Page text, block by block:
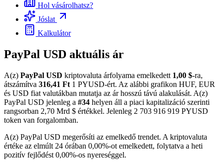
Hol vásárolhatsz?
Jóslat
Kalkulátor
PayPal USD aktuális ár
A(z) PayPal USD kriptovaluta árfolyama emelkedett 1,00 $-ra,
átszámítva 316,41 Ft 1 PYUSD-ért. Az alábbi grafikon HUF, EUR
és USD fiat valutákban mutatja az ár hosszú távú alakulását. A(z)
PayPal USD jelenleg a #34 helyen áll a piaci kapitalizáció szerinti
rangsorban 2,70 Mrd $ értékkel. Jelenleg 2 703 916 919 PYUSD
token van forgalomban.
A(z) PayPal USD megerősíti az emelkedő trendet. A kriptovaluta
értéke az elmúlt 24 órában 0,00%-ot emelkedett, folytatva a heti
pozitív fejlődést 0,00%-os nyereséggel.